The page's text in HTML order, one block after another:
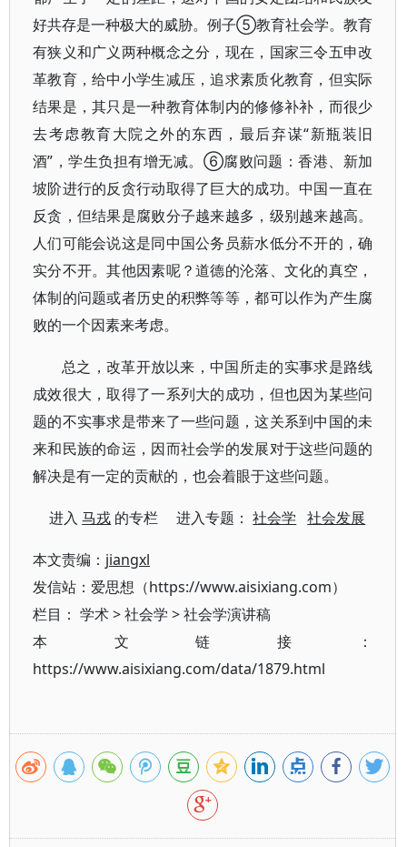
好共存是一种极大的威胁。例子⑤教育社会学。教育
有狭义和广义两种概念之分，现在，国家三令五申改
革教育，给中小学生减压，追求素质化教育，但实际
结果是，其只是一种教育体制内的修修补补，而很少
去考虑教育大院之外的东西，最后弃谋“新瓶装旧
酒”，学生负担有增无减。⑥腐败问题：香港、新加
坡阶进行的反贪行动取得了巨大的成功。中国一直在
反贪，但结果是腐败分子越来越多，级别越来越高。
人们可能会说这是同中国公务员薪水低分不开的，确
实分不开。其他因素呢？道德的沦落、文化的真空，
体制的问题或者历史的积弊等等，都可以作为产生腐
败的一个因素来考虑。
总之，改革开放以来，中国所走的实事求是路线
成效很大，取得了一系列大的成功，但也因为某些问
题的不实事求是带来了一些问题，这关系到中国的未
来和民族的命运，因而社会学的发展对于这些问题的
解决是有一定的贡献的，也会着眼于这些问题。
进入马戎 的专栏 进入专题：社会学 社会发展
本文责编： jiangxl
发信站：爱思想（https://www.aisixiang.com）
栏目： 学术>社会学 >社会学演讲稿
本文链接：
https://www.aisixiang.com/data/1879.html